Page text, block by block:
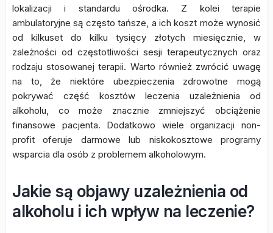
lokalizacji i standardu ośrodka. Z kolei terapie
ambulatoryjne są często tańsze, a ich koszt może wynosić
od kilkuset do kilku tysięcy złotych miesięcznie, w
zależności od częstotliwości sesji terapeutycznych oraz
rodzaju stosowanej terapii. Warto również zwrócić uwagę
na to, że niektóre ubezpieczenia zdrowotne mogą
pokrywać część kosztów leczenia uzależnienia od
alkoholu, co może znacznie zmniejszyć obciążenie
finansowe pacjenta. Dodatkowo wiele organizacji non-
profit oferuje darmowe lub niskokosztowe programy
wsparcia dla osób z problemem alkoholowym.
Jakie są objawy uzależnienia od
alkoholu i ich wpływ na leczenie?